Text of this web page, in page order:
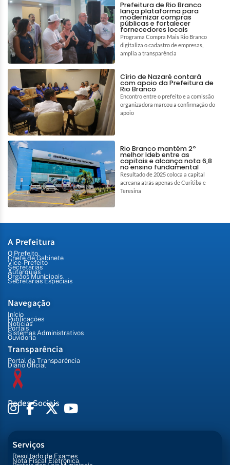
Prefeitura de Rio Branco
lança plataforma para
modernizar compras
públicas e fortalecer
fornecedores locais
Programa Compra Mais Rio Branco
digitaliza o cadastro de empresas,
amplia a transparência
Círio de Nazaré contará
com apoio da Prefeitura de
Rio Branco
Encontro entre o prefeito e a comissão
organizadora marcou a confirmação do
apoio
Rio Branco mantém 2º
melhor Ideb entre as
capitais e alcança nota 6,8
no ensino fundamental
Resultado de 2025 coloca a capital
acreana atrás apenas de Curitiba e
Teresina
A Prefeitura
O Prefeito
Chefe de Gabinete
Vice-Prefeito
Secretarias
Autarquias
Órgãos Municipais
Secretarias Especiais
Navegação
Início
Publicações
Notícias
Portais
Sistemas Administrativos
Ouvidoria
Transparência
Portal da Transparência
Diário Oficial
Redes Sociais
Serviços
Resultado de Exames
Nota Fiscal Eletrônica